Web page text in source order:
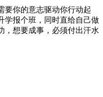
要你的意志驱动你行动起
学报个班，同时直给自己做
，想要成事，必须付出汗水